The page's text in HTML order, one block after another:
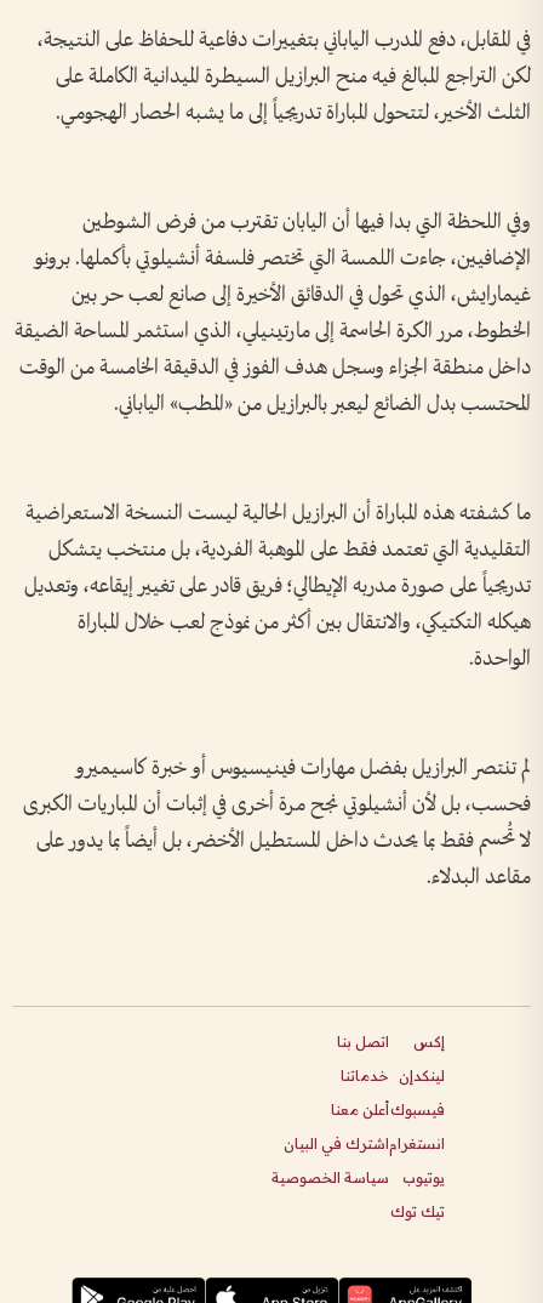
في المقابل، دفع المدرب الياباني بتغييرات دفاعية للحفاظ على النتيجة،
لكن التراجع المبالغ فيه منح البرازيل السيطرة الميدانية الكاملة على
الثلث الأخير، لتتحول المباراة تدريجياً إلى ما يشبه الحصار الهجومي.
وفي اللحظة التي بدا فيها أن اليابان تقترب من فرض الشوطين
الإضافيين، جاءت اللمسة التي تختصر فلسفة أنشيلوتي بأكملها. برونو
غيمارايش، الذي تحول في الدقائق الأخيرة إلى صانع لعب حر بين
الخطوط، مرر الكرة الحاسمة إلى مارتينيلي، الذي استثمر المساحة الضيقة
داخل منطقة الجزاء وسجل هدف الفوز في الدقيقة الخامسة من الوقت
المحتسب بدل الضائع ليعبر بالبرازيل من «المطب» الياباني.
ما كشفته هذه المباراة أن البرازيل الحالية ليست النسخة الاستعراضية
التقليدية التي تعتمد فقط على الموهبة الفردية، بل منتخب يتشكل
تدريجياً على صورة مدربه الإيطالي؛ فريق قادر على تغيير إيقاعه، وتعديل
هيكله التكتيكي، والانتقال بين أكثر من نموذج لعب خلال المباراة
الواحدة.
لم تنتصر البرازيل بفضل مهارات فينيسيوس أو خبرة كاسيميرو
فحسب، بل لأن أنشيلوتي نجح مرة أخرى في إثبات أن المباريات الكبرى
لا تُحسم فقط بما يحدث داخل المستطيل الأخضر، بل أيضاً بما يدور على
مقاعد البدلاء.
إكس
لينكدإن
فيسبوك
انستغرام
يوتيوب
تيك توك
اتصل بنا
خدماتنا
أعلن معنا
اشترك في البيان
سياسة الخصوصية